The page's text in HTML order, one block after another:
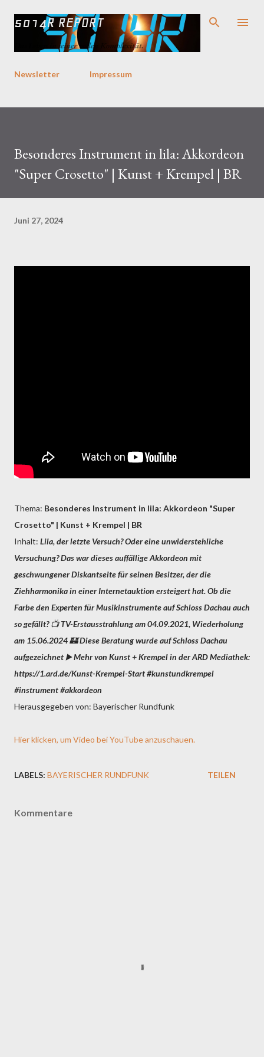
Direkt zum Hauptbereich
5014R REPORT
Das Leben in seiner vollen Komplexität.
Newsletter Impressum
Besonderes Instrument in lila: Akkordeon
"Super Crosetto" | Kunst + Krempel | BR
Juni 27, 2024
Thema: Besonderes Instrument in lila: Akkordeon "Super
Crosetto" | Kunst + Krempel | BR
Inhalt: Lila, der letzte Versuch? Oder eine unwiderstehliche
Versuchung? Das war dieses auffällige Akkordeon mit
geschwungener Diskantseite für seinen Besitzer, der die
Ziehharmonika in einer Internetauktion ersteigert hat. Ob die
Farbe den Experten für Musikinstrumente auf Schloss Dachau auch
so gefällt? 📺 TV-Erstausstrahlung am 04.09.2021, Wiederholung
am 15.06.2024 🏰 Diese Beratung wurde auf Schloss Dachau
aufgezeichnet ▶️ Mehr von Kunst + Krempel in der ARD Mediathek:
https://1.ard.de/Kunst-Krempel-Start #kunstundkrempel
#instrument #akkordeon
Herausgegeben von: Bayerischer Rundfunk
Hier klicken, um Video bei YouTube anzuschauen.
LABELS: BAYERISCHER RUNDFUNK TEILEN
Kommentare